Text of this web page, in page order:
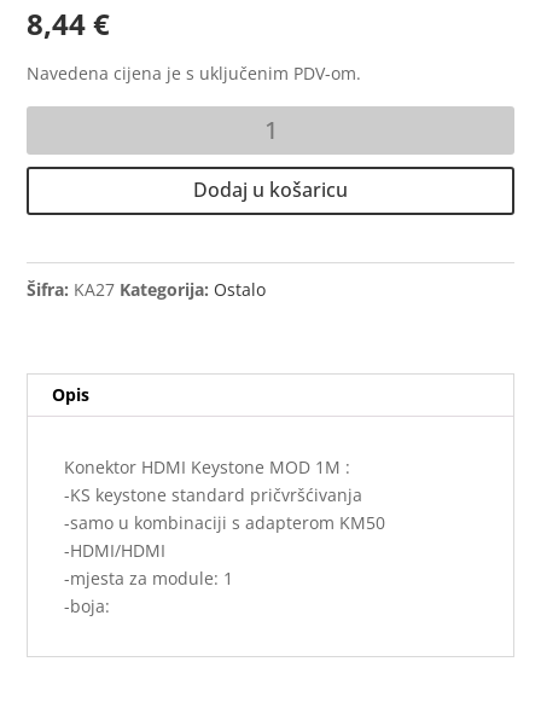
8,44€
Navedena cijena je s uključenim PDV-om.
Keystone
količina
Dodaj u košaricu
Šifra: KA27 Kategorija: Ostalo
Opis
Konektor HDMI Keystone MOD 1M :
-KS keystone standard pričvršćivanja
-samo u kombinaciji s adapterom KM50
-HDMI/HDMI
-mjesta za module: 1
-boja: